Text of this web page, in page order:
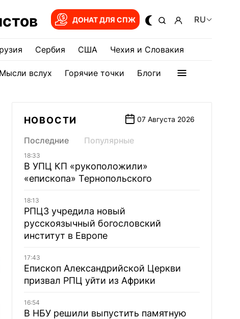
ДОНАТ ДЛЯ СПЖ RU
Сербия США Чехия и Словакия
Мысли вслух Горячие точки Блоги
НОВОСТИ 07 Августа 2026
Последние Популярные
18:33
В УПЦ КП «рукоположили»
«епископа» Тернопольского
18:13
РПЦЗ учредила новый
русскоязычный богословский
институт в Европе
17:43
Епископ Александрийской Церкви
призвал РПЦ уйти из Африки
16:54
В НБУ решили выпустить памятную